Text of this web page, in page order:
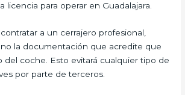
licencia para operar en Guadalajara.
a un cerrajero profesional,
la documentación que acredite que
del coche. Esto evitará cualquier tipo de
por parte de terceros.